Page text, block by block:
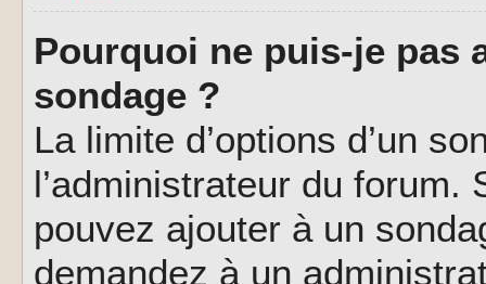
Pourquoi ne puis-je pas
sondage ?
La limite d’options d’un
l’administrateur du forum.
pouvez ajouter à un
demandez à un